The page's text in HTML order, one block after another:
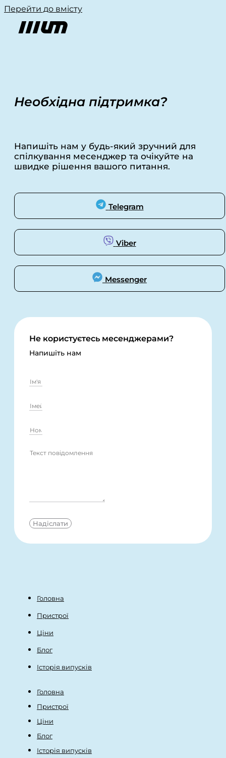
Перейти до вмісту
Необхідна підтримка?
Напишіть нам у будь-який зручний для
спілкування месенджер та очікуйте на
швидке рішення вашого питання.
Telegram
Viber
Messenger
Не користуєтесь месенджерами?
Напишіть нам
Надіслати
Головна
Пристрої
Ціни
Блог
Історія випусків
Головна
Пристрої
Ціни
Блог
Історія випусків